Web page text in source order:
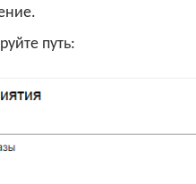
путь: